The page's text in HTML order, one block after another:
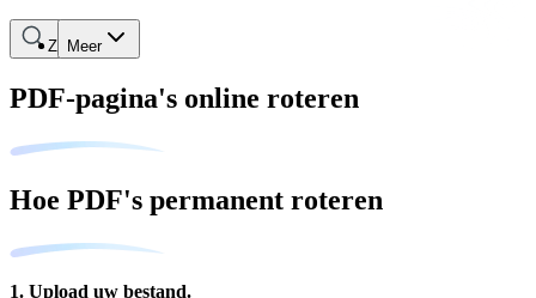
Meer
Zoeken
PDF-pagina's online roteren
Hoe PDF's permanent roteren
1. Upload uw bestand.